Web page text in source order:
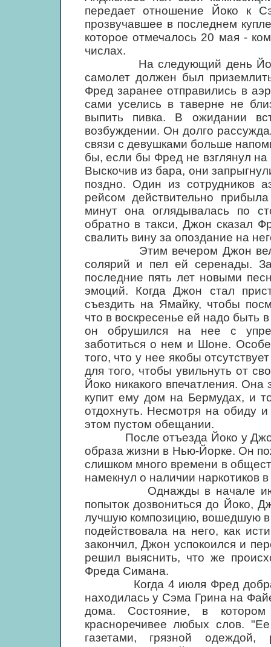
передает отношение Йоко к
прозвучавшее в последнем
которое отмечалось 20 мая -
числах.
На следующий день Йоко
самолет должен был
Фред заранее отправились в
сами уселись в таверне не
выпить пивка. В ожидании
возбуждении. Он долго
связи с девушками больше
бы, если бы Фред не взглянул на
Выскочив из бара, они
поздно. Один из сотрудников
рейсом действительно
минут она оглядывалась по
обратно в такси, Джон сказал
свалить вину за опоздание на
Этим вечером Джон вел
солярий и пел ей серенады.
последние пять лет новыми
эмоций. Когда Джон стал
съездить на Ямайку, чтобы
что в воскресенье ей надо быть
он обрушился на нее с
заботиться о нем и Шоне.
того, что у нее якобы
для того, чтобы увильнуть от
Йоко никакого впечатления. Она
купит ему дом на Бермудах, и
отдохнуть. Несмотря на обиду
этом пустом обещании.
После отъезда Йоко у Джона
образа жизни в Нью-Йорке. Он
слишком много времени в
намекнул о наличии наркотиков
Однажды в начале июля,
попыток дозвониться до Йоко,
лучшую композицию, вошедшую
подействовала на него, как
закончил, Джон успокоился и
решил выяснить, что же
Фреда Симана.
Когда 4 июля Фред
находилась у Сэма Грина на
дома. Состояние, в
красноречивее любых слов.
газетами, грязной